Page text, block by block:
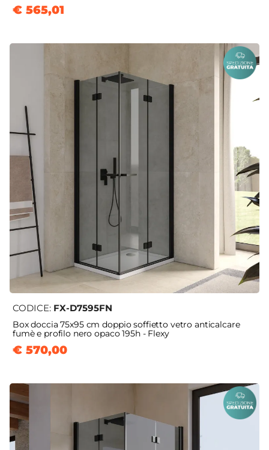
€ 565,01
CODICE: FX-D7595FN
Box doccia 75x95 cm doppio soffietto vetro anticalcare
fumè e profilo nero opaco 195h - Flexy
€ 570,00